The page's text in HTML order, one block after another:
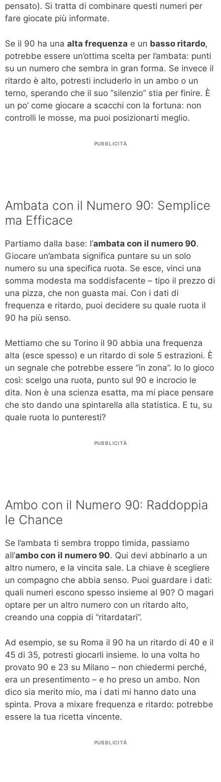
pensato). Si tratta di combinare questi numeri per
fare giocate più informate.
Se il 90 ha una alta frequenza e un basso ritardo,
potrebbe essere un’ottima scelta per l’ambata: punti
su un numero che sembra in gran forma. Se invece il
ritardo è alto, potresti includerlo in un ambo o un
terno, sperando che il suo “silenzio” stia per finire. È
un po’ come giocare a scacchi con la fortuna: non
controlli le mosse, ma puoi posizionarti meglio.
PUBBLICITÀ
Ambata con il Numero 90: Semplice
ma Efficace
Partiamo dalla base: l’ambata con il numero 90.
Giocare un’ambata significa puntare su un solo
numero su una specifica ruota. Se esce, vinci una
somma modesta ma soddisfacente – tipo il prezzo di
una pizza, che non guasta mai. Con i dati di
frequenza e ritardo, puoi decidere su quale ruota il
90 ha più senso.
Mettiamo che su Torino il 90 abbia una frequenza
alta (esce spesso) e un ritardo di sole 5 estrazioni. È
un segnale che potrebbe essere “in zona”. Io lo gioco
così: scelgo una ruota, punto sul 90 e incrocio le
dita. Non è una scienza esatta, ma mi piace pensare
che sto dando una spintarella alla statistica. E tu, su
quale ruota lo punteresti?
PUBBLICITÀ
Ambo con il Numero 90: Raddoppia
le Chance
Se l’ambata ti sembra troppo timida, passiamo
all’ambo con il numero 90. Qui devi abbinarlo a un
altro numero, e la vincita sale. La chiave è scegliere
un compagno che abbia senso. Puoi guardare i dati:
quali numeri escono spesso insieme al 90? O magari
optare per un altro numero con un ritardo alto,
creando una coppia di “ritardatari”.
Ad esempio, se su Roma il 90 ha un ritardo di 40 e il
45 di 35, potresti giocarli insieme. Io una volta ho
provato 90 e 23 su Milano – non chiedermi perché,
era un presentimento – e ho preso un ambo. Non
dico sia merito mio, ma i dati mi hanno dato una
spinta. Prova a mixare frequenza e ritardo: potrebbe
essere la tua ricetta vincente.
PUBBLICITÀ